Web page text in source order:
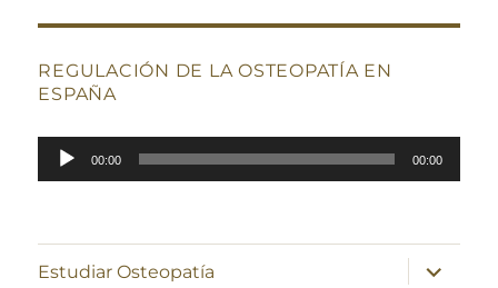
REGULACIÓN DE LA OSTEOPATÍA EN
ESPAÑA
Reproductor
de
00:00 00:00
Estudiar Osteopatía
expande
el